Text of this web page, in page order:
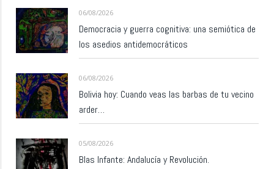
06/08/2026
Democracia y guerra cognitiva: una semiótica de
los asedios antidemocráticos
06/08/2026
Bolivia hoy: Cuando veas las barbas de tu vecino
arder…
05/08/2026
Blas Infante: Andalucía y Revolución.